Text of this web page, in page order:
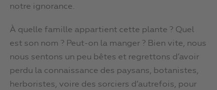
notre ignorance.
À quelle famille appartient cette plante ? Quel
est son nom ? Peut-on la manger ? Bien vite, nous
nous sentons un peu bêtes et regrettons d’avoir
perdu la connaissance des paysans, botanistes,
herboristes, voire des sorciers d’autrefois, pour